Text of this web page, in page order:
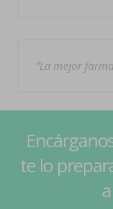
La mejor
te lo